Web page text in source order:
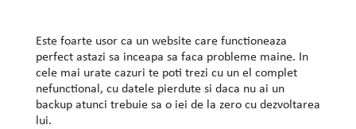
Este foarte usor ca un website care functioneaza
perfect astazi sa inceapa sa faca probleme maine. In
cele mai urate cazuri te poti trezi cu un el complet
nefunctional, cu datele pierdute si daca nu ai un
backup atunci trebuie sa o iei de la zero cu dezvoltarea
lui.